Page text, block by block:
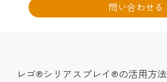
問い合わせる
レゴ®シリアスプレイ®の活用方法